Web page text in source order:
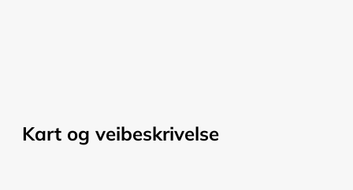
Kart og veibeskrivelse